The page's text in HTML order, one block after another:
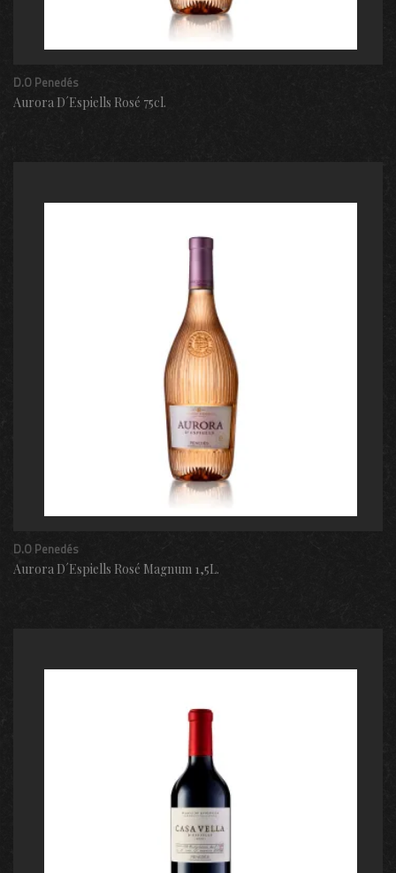
D.O Penedés
Aurora D´Espiells Rosé 75cl.
D.O Penedés
Aurora D´Espiells Rosé Magnum 1,5L.